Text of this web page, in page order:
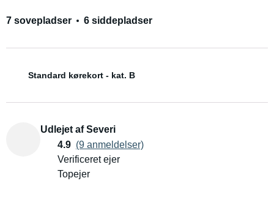
7 sovepladser 6 siddepladser
Standard kørekort - kat. B
Udlejet af Severi
4.9 (9 anmeldelser)
Verificeret ejer
Topejer